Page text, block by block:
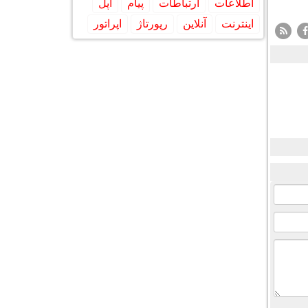
اطلاعات ارتباطات پیام
اپل
اینترنت
آنلاین رپورتاژ اپراتور